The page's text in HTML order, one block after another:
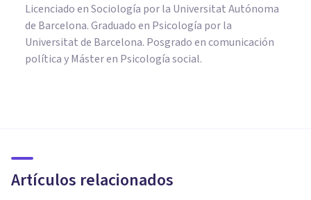
Licenciado en Sociología por la Universitat Autónoma
de Barcelona. Graduado en Psicología por la
Universitat de Barcelona. Posgrado en comunicación
política y Máster en Psicología social.
Artículos relacionados
es)